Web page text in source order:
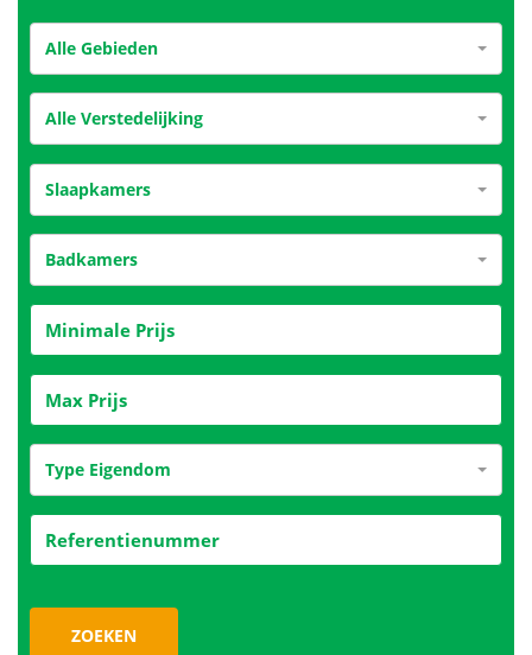
Alle Gebieden
Alle Verstedelijking
Slaapkamers
Badkamers
Type Eigendom
ZOEKEN